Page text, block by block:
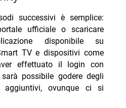
successivi è semplice:
ufficiale o scaricare
disponibile su
TV e dispositivi come
effettuato il login con
possibile godere degli
aggiuntivi, ovunque ci si